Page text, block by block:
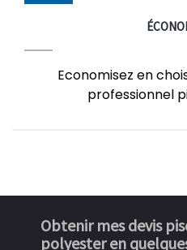
Economisez en
professionnel
Obtenir mes devis
polyester en